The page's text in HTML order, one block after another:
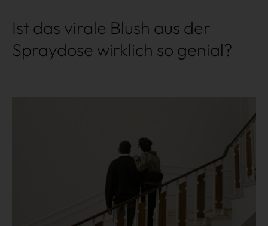
Shopping
Gossip
Ist das virale Blush aus der
Spraydose wirklich so genial?